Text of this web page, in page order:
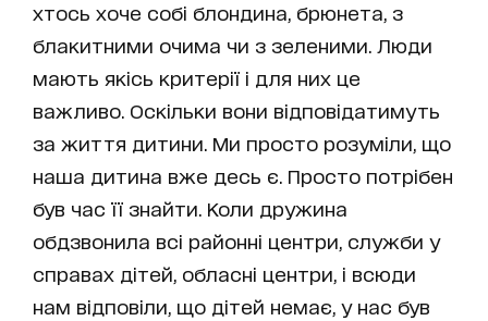
хтось хоче собі блондина, брюнета, з
блакитними очима чи з зеленими. Люди
мають якісь критерії і для них це
важливо. Оскільки вони відповідатимуть
за життя дитини. Ми просто розуміли, що
наша дитина вже десь є. Просто потрібен
був час її знайти. Коли дружина
обдзвонила всі районні центри, служби у
справах дітей, обласні центри, і всюди
нам відповіли, що дітей немає, у нас був